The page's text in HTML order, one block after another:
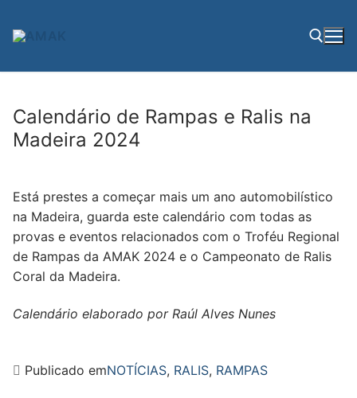
para
Calendário de Rampas e Ralis na
Madeira 2024
Está prestes a começar mais um ano automobilístico
na Madeira, guarda este calendário com todas as
provas e eventos relacionados com o Troféu Regional
de Rampas da AMAK 2024 e o Campeonato de Ralis
Coral da Madeira.
Calendário elaborado por Raúl Alves Nunes
Publicado emNOTÍCIAS, RALIS, RAMPAS